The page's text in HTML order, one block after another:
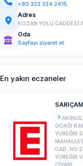
+90 322 324 2415
Adres
KOZAN YOLU CADDESİ
Oda
Sayfayı ziyaret et
En yakın eczaneler
SARIÇAM
OCAĞI
YÜREĞİR
CAD.
YÜREĞİR
CİVARI